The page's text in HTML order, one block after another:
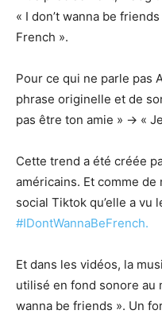
« I don’t wanna be
French ».
Pour ce qui ne parle pas
phrase originelle et de
pas être ton amie » → «
Cette trend a été créée
américains. Et comme de
social Tiktok qu’elle a vu
#IDontWannaBeFrench.
Et dans les vidéos, la
utilisé en fond sonore au
wanna be friends ». Un